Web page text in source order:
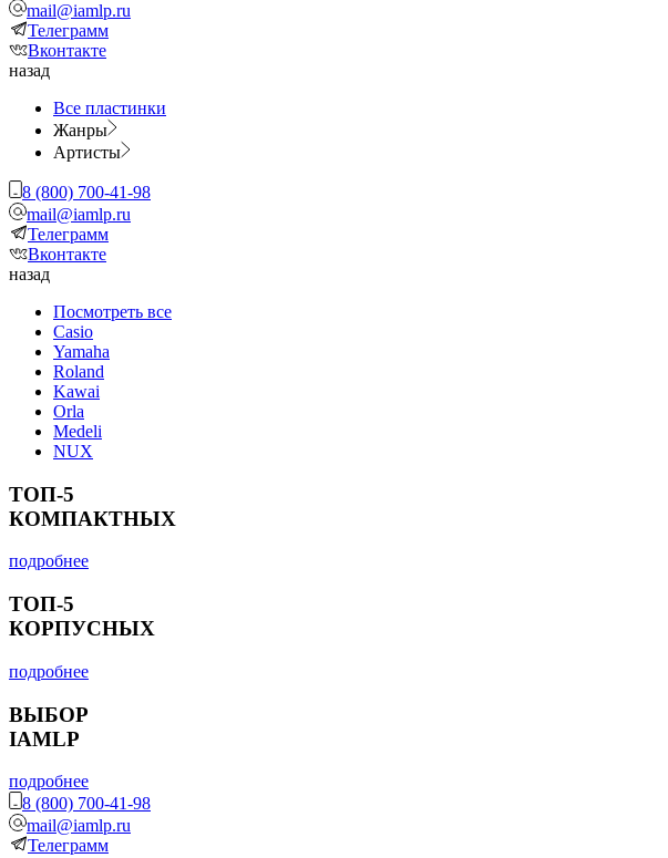
mail@iamlp.ru
Телеграмм
Вконтакте
назад
Все пластинки
Жанры
Артисты
8 (800) 700-41-98
mail@iamlp.ru
Телеграмм
Вконтакте
назад
Посмотреть все
Casio
Yamaha
Roland
Kawai
Orla
Medeli
NUX
ТОП-5
КОМПАКТНЫХ
подробнее
ТОП-5
КОРПУСНЫХ
подробнее
ВЫБОР
IAMLP
подробнее
8 (800) 700-41-98
mail@iamlp.ru
Телеграмм